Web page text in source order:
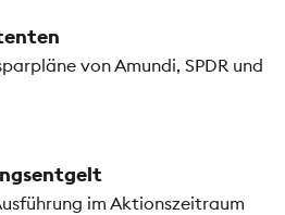
von Amundi, SPDR und
im Aktionszeitraum